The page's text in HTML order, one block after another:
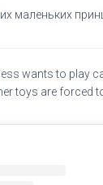
маленьких
wants to play
toys are forced